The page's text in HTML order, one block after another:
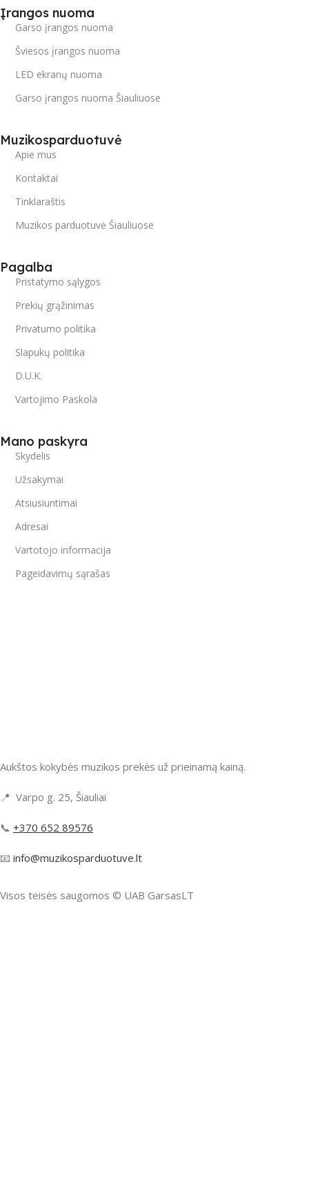
Įrangos nuoma
Garso įrangos nuoma
Šviesos įrangos nuoma
LED ekranų nuoma
Garso įrangos nuoma Šiauliuose
Muzikosparduotuvė
Apie mus
Kontaktai
Tinklaraštis
Muzikos parduotuvė Šiauliuose
Pagalba
Pristatymo sąlygos
Prekių grąžinimas
Privatumo politika
Slapukų politika
D.U.K.
Vartojimo Paskola
Mano paskyra
Skydelis
Užsakymai
Atsiusiuntimai
Adresai
Vartotojo informacija
Pageidavimų sąrašas
Aukštos kokybės muzikos prekės už prieinamą kainą.
📍 Varpo g. 25, Šiauliai
📞 +370 652 89576
📧 info@muzikosparduotuve.lt
Visos teisės saugomos ©️ UAB GarsasLT